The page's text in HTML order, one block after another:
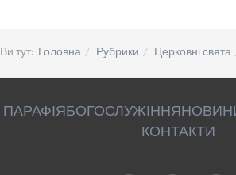
Ви тут: Головна Рубрики Церковні свята
ПАРАФІЯБОГОСЛУЖІННЯ
КОНТАКТИ